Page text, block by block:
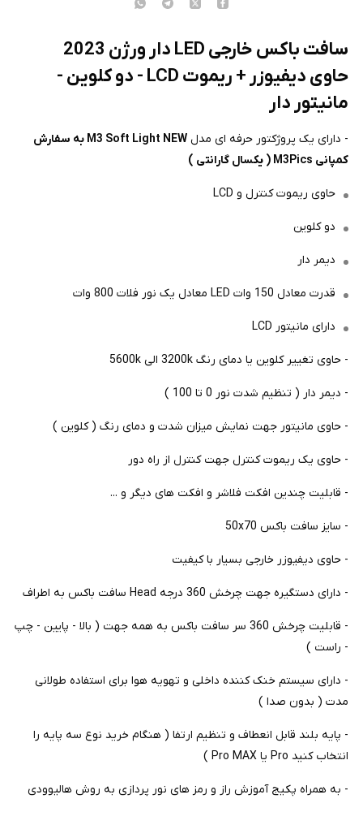
سافت باکس خارجی LED دار ورژن 2023
حاوی دیفیوزر + ریموت LCD - دو کلوین -
مانیتور دار
- دارای یک پروژکتور حرفه ای مدل
M3 Soft Light NEW به سفارش
کمپانی M3Pics ( یکسال گارانتی )
حاوی ریموت کنترل و LCD
دو کلوین
دیمر دار
قدرت معادل 150 وات LED معادل یک نور فلات 800 وات
دارای مانیتور LCD
- حاوی تغییر کلوین یا دمای رنگ 3200k الی 5600k
- دیمر دار ( تنظیم شدت نور 0 تا 100 )
- حاوی مانیتور جهت نمایش میزان شدت و دمای رنگ ( کلوین )
- حاوی یک ریموت کنترل جهت کنترل از راه دور
- قابلیت چندین افکت فلاشر و افکت های دیگر و ...
- سایز سافت باکس 50x70
- حاوی دیفیوزر خارجی بسیار با کیفیت
- دارای دستگیره جهت چرخش 360 درجه Head سافت باکس به اطراف
- قابلیت چرخش 360 سر سافت باکس به همه جهت ( بالا - پایین - چپ
- راست )
- دارای سیستم خنک کننده داخلی و تهویه هوا برای استفاده طولانی
مدت ( بدون صدا )
- پایه بلند قابل انعطاف و تنظیم ارتفا ( هنگام خرید نوع سه پایه را
انتخاب کنید Pro یا Pro MAX )
- به همراه پکیج آموزش راز و رمز های نور پردازی به روش هالیوودی